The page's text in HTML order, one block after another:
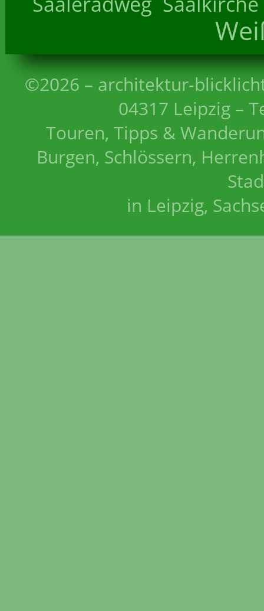
©2026 – architektur-
04317 Leipzig –
Touren, Tipps &
Burgen, Schlössern,
in Leipzig,